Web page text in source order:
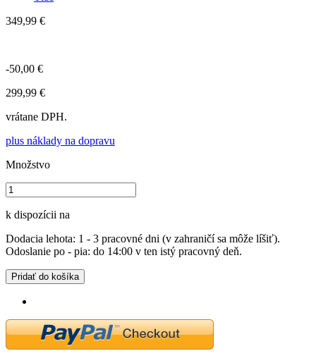
349,99 €
-50,00 €
299,99 €
vrátane DPH.
plus náklady na dopravu
Množstvo
k dispozícii na
Dodacia lehota: 1 - 3 pracovné dni (v zahraničí sa môže líšiť).
Odoslanie po - pia: do 14:00 v ten istý pracovný deň.
Pridať do košíka